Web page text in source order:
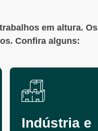
em altura. Os
Confira alguns:
Indústria e